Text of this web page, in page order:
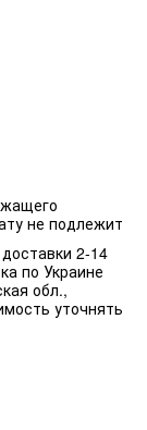
не подлежит
2-14
по Украине
обл.,
уточнять